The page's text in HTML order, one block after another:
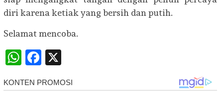
diri karena ketiak yang bersih dan putih.
Selamat mencoba.
WhatsApp
Facebook